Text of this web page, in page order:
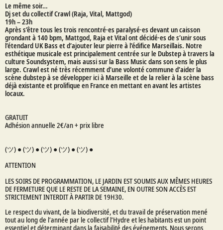
Le même soir…
Dj set du collectif Crawl (Raja, Vital, Mattgod)
19h – 23h
Après s’être tous les trois rencontré·es paralysé·es devant un caisson
grondant à 140 bpm, Mattgod, Raja et Vital ont décidé·es de s’unir sous
l’étendard UK Bass et d’ajouter leur pierre à l’édifice Marseillais. Notre
esthétique musicale est principalement centrée sur le Dubstep à travers la
culture Soundsystem, mais aussi sur la Bass Music dans son sens le plus
large. Crawl est né très récemment d’une volonté commune d’aider la
scène dubstep à se développer ici à Marseille et de la relier à la scène bass
déjà existante et prolifique en France en mettant en avant les artistes
locaux.
GRATUIT
Adhésion annuelle 2€/an + prix libre
(ツ) ● (ツ) ● (ツ) ● (ツ) ● (ツ) ●
ATTENTION
LES SOIRS DE PROGRAMMATION, LE JARDIN EST SOUMIS AUX MÊMES HEURES
DE FERMETURE QUE LE RESTE DE LA SEMAINE, EN OUTRE SON ACCÈS EST
STRICTEMENT INTERDIT À PARTIR DE 19H30.
Le respect du vivant, de la biodiversité, et du travail de préservation mené
tout au long de l’année par le collectif l’Hydre et les habitants est un point
essentiel et déterminant dans la faisabilité des événements. Nous serons